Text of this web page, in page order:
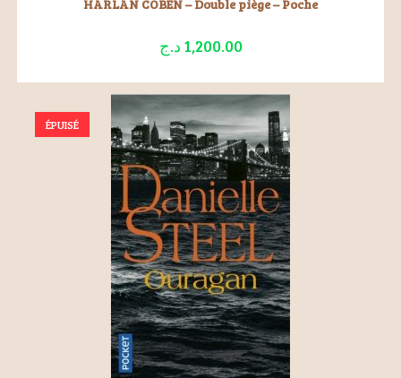
HARLAN COBEN – Double piège – Poche
1,200.00 د.ج
ÉPUISÉ